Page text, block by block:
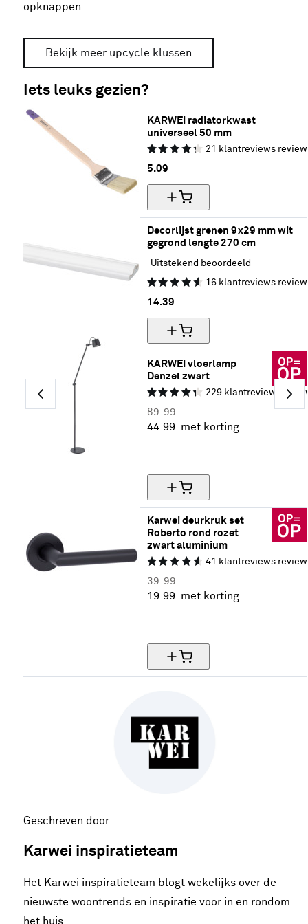
opknappen.
Bekijk meer upcycle klussen
Iets leuks gezien?
KARWEI radiatorkwast
universeel 50 mm
21 klantreviews
5.09
Decorlijst grenen 9x29 mm wit
gegrond lengte 270 cm
Uitstekend beoordeeld
16 klantreviews
14.39
KARWEI vloerlamp
Denzel zwart
229 klantreviews
89. 99
44. 99 met korting
Karwei deurkruk set
Roberto rond rozet
zwart aluminium
41 klantreviews
39. 99
19. 99 met korting
Geschreven door:
Karwei inspiratieteam
Het Karwei inspiratieteam blogt wekelijks over de
nieuwste woontrends en inspiratie voor in en rondom
het huis.